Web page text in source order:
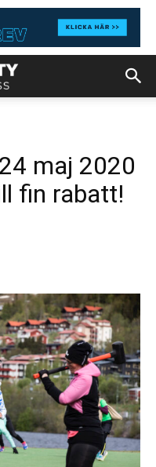
maj 2020
fin rabatt!